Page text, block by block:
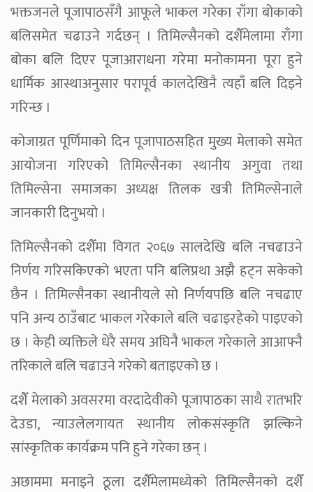
भक्तजनले पूजापाठसँगै आफूले भाकल गरेका राँगा बोकाको
बलिसमेत चढाउने गर्दछन् । तिमिल्सैनको दशैँमेलामा राँगा
बोका बलि दिएर पूजाआराधना गरेमा मनोकामना पूरा हुने
धार्मिक आस्थाअनुसार परापूर्व कालदेखिनै त्यहाँ बलि दिइने
गरिन्छ ।
कोजाग्रत पूर्णिमाको दिन पूजापाठसहित मुख्य मेलाको समेत
आयोजना गरिएको तिमिल्सैनका स्थानीय अगुवा तथा
तिमिल्सेना समाजका अध्यक्ष तिलक खत्री तिमिल्सेनाले
जानकारी दिनुभयो ।
तिमिल्सैनको दशैँमा विगत २०६७ सालदेखि बलि नचढाउने
निर्णय गरिसकिएको भएता पनि बलिप्रथा अझै हट्न सकेको
छैन । तिमिल्सैनका स्थानीयले सो निर्णयपछि बलि नचढाए
पनि अन्य ठाउँबाट भाकल गरेकाले बलि चढाइरहेको पाइएको
छ । केही व्यक्तिले धेरै समय अघिनै भाकल गरेकाले आआफ्नै
तरिकाले बलि चढाउने गरेको बताइएको छ ।
दशैँ मेलाको अवसरमा वरदादेवीको पूजापाठका साथै रातभरि
देउडा, न्याउलेलगायत स्थानीय लोकसंस्कृति झल्किने
सांस्कृतिक कार्यक्रम पनि हुने गरेका छन् ।
अछाममा मनाइने ठूला दशैँमेलामध्येको तिमिल्सैनको दशैँ